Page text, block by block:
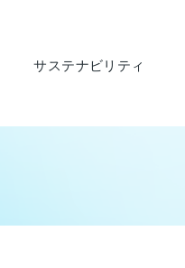
サステナビリティ